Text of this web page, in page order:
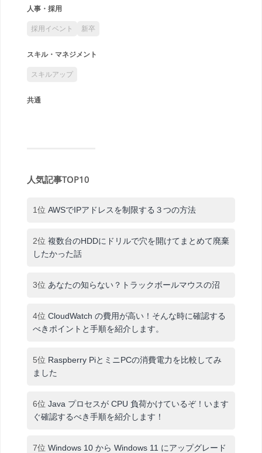
人事・採用
採用イベント 新卒
スキル・マネジメント
スキルアップ
共通
人気記事TOP10
1位 AWSでIPアドレスを制限する３つの方法
2位 複数台のHDDにドリルで穴を開けてまとめて廃棄
したかった話
3位 あなたの知らない？トラックボールマウスの沼
4位 CloudWatch の費用が高い！そんな時に確認する
べきポイントと手順を紹介します。
5位 Raspberry PiとミニPCの消費電力を比較してみ
ました
6位 Java プロセスが CPU 負荷かけているぞ！います
ぐ確認するべき手順を紹介します！
7位 Windows 10 から Windows 11 にアップグレード